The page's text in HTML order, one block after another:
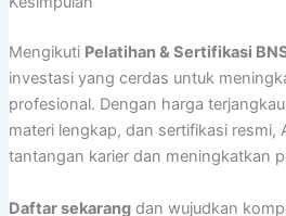
Mengikuti Pelatihan & Sertifikasi
investasi yang cerdas untuk
profesional. Dengan harga
materi lengkap, dan sertifikasi resmi,
tantangan karier dan meningkatkan
Daftar sekarangdan wujudkan